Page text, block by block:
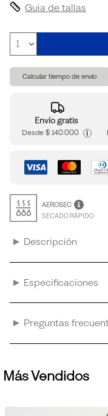
Guia de tallas
Calcular tiempo de envío
Envío gratis
Desde$ 140.000 i
Descripción
Especificaciones
Preguntas
AEROSEC
SECADO RÁPIDO
Más Vendidos